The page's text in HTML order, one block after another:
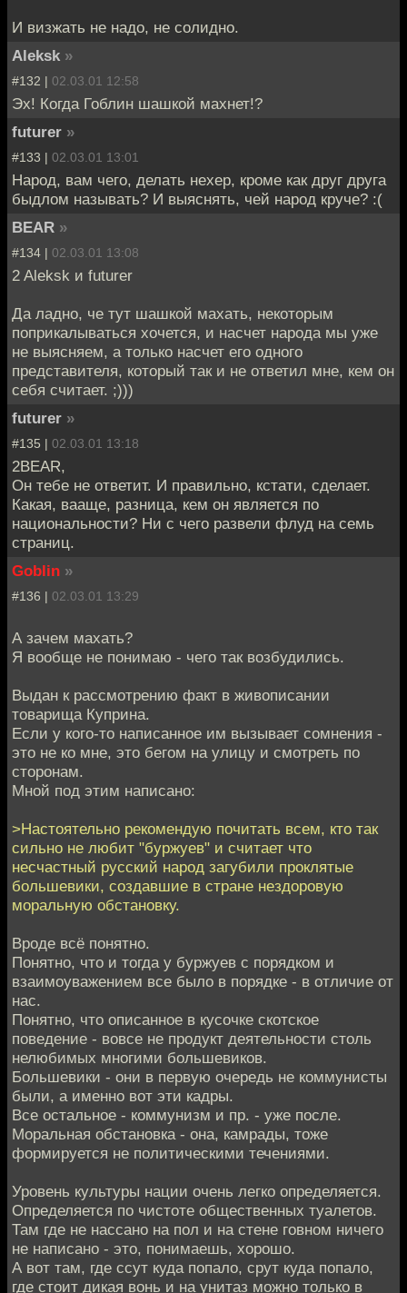
И визжать не надо, не солидно.
Aleksk »
#132 | 02.03.01 12:58
Эх! Когда Гоблин шашкой махнет!?
futurer »
#133 | 02.03.01 13:01
Народ, вам чего, делать нехер, кроме как друг друга
быдлом называть? И выяснять, чей народ круче? :(
BEAR »
#134 | 02.03.01 13:08
2 Aleksk и futurer
Да ладно, че тут шашкой махать, некоторым
поприкалываться хочется, и насчет народа мы уже
не выясняем, а только насчет его одного
представителя, который так и не ответил мне, кем он
себя считает. ;)))
futurer »
#135 | 02.03.01 13:18
2BEAR,
Он тебе не ответит. И правильно, кстати, сделает.
Какая, вааще, разница, кем он является по
национальности? Ни с чего развели флуд на семь
страниц.
Goblin »
#136 | 02.03.01 13:29
А зачем махать?
Я вообще не понимаю - чего так возбудились.
Выдан к рассмотрению факт в живописании
товарища Куприна.
Если у кого-то написанное им вызывает сомнения -
это не ко мне, это бегом на улицу и смотреть по
сторонам.
Мной под этим написано:
>Настоятельно рекомендую почитать всем, кто так
сильно не любит "буржуев" и считает что
несчастный русский народ загубили проклятые
большевики, создавшие в стране нездоровую
моральную обстановку.
Вроде всё понятно.
Понятно, что и тогда у буржуев с порядком и
взаимоуважением все было в порядке - в отличие от
нас.
Понятно, что описанное в кусочке скотское
поведение - вовсе не продукт деятельности столь
нелюбимых многими большевиков.
Большевики - они в первую очередь не коммунисты
были, а именно вот эти кадры.
Все остальное - коммунизм и пр. - уже после.
Моральная обстановка - она, камрады, тоже
формируется не политическими течениями.
Уровень культуры нации очень легко определяется.
Определяется по чистоте общественных туалетов.
Там где не нассано на пол и на стене говном ничего
не написано - это, понимаешь, хорошо.
А вот там, где ссут куда попало, срут куда попало,
где стоит дикая вонь и на унитаз можно только в